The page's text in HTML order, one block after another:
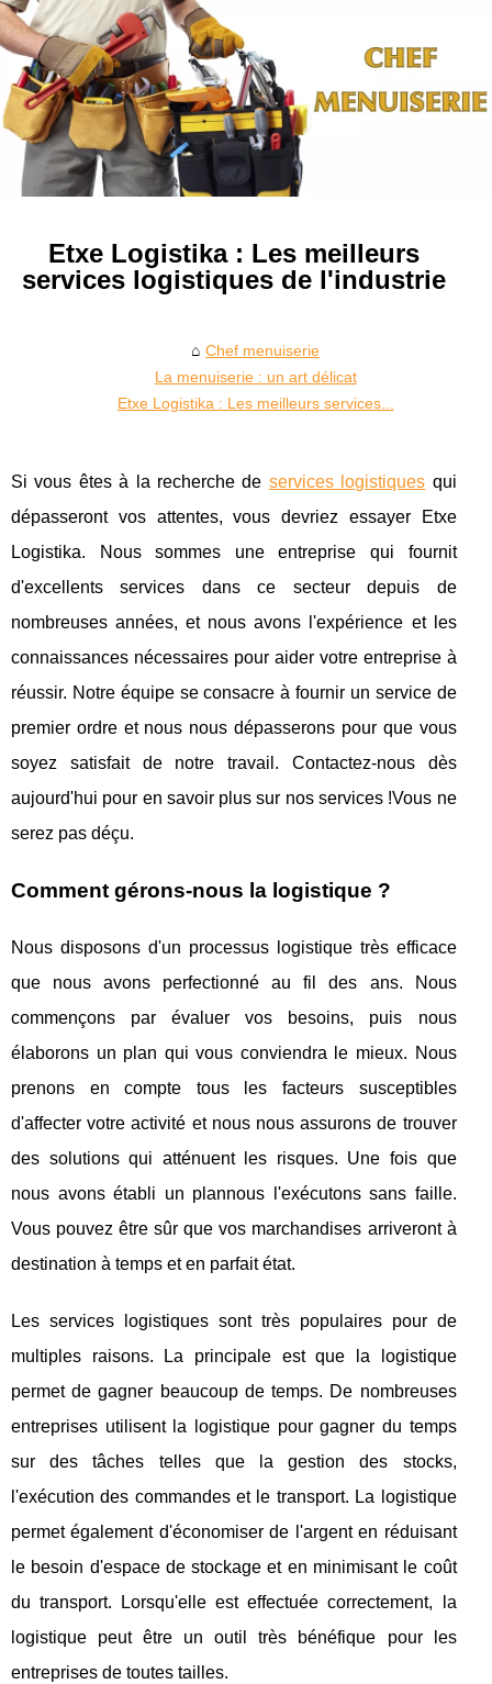
Etxe Logistika : Les meilleurs
services logistiques de l'industrie
Chef menuiserie
La menuiserie : un art délicat
Etxe Logistika : Les meilleurs services...
Si vous êtes à la recherche de services logistiques qui
dépasseront vos attentes, vous devriez essayer Etxe
Logistika. Nous sommes une entreprise qui fournit
d'excellents services dans ce secteur depuis de
nombreuses années, et nous avons l'expérience et les
connaissances nécessaires pour aider votre entreprise à
réussir. Notre équipe se consacre à fournir un service de
premier ordre et nous nous dépasserons pour que vous
soyez satisfait de notre travail. Contactez-nous dès
aujourd'hui pour en savoir plus sur nos services !Vous ne
serez pas déçu.
Comment gérons-nous la logistique ?
Nous disposons d'un processus logistique très efficace
que nous avons perfectionné au fil des ans. Nous
commençons par évaluer vos besoins, puis nous
élaborons un plan qui vous conviendra le mieux. Nous
prenons en compte tous les facteurs susceptibles
d'affecter votre activité et nous nous assurons de trouver
des solutions qui atténuent les risques. Une fois que
nous avons établi un plannous l'exécutons sans faille.
Vous pouvez être sûr que vos marchandises arriveront à
destination à temps et en parfait état.
Les services logistiques sont très populaires pour de
multiples raisons. La principale est que la logistique
permet de gagner beaucoup de temps. De nombreuses
entreprises utilisent la logistique pour gagner du temps
sur des tâches telles que la gestion des stocks,
l'exécution des commandes et le transport. La logistique
permet également d'économiser de l'argent en réduisant
le besoin d'espace de stockage et en minimisant le coût
du transport. Lorsqu'elle est effectuée correctement, la
logistique peut être un outil très bénéfique pour les
entreprises de toutes tailles.